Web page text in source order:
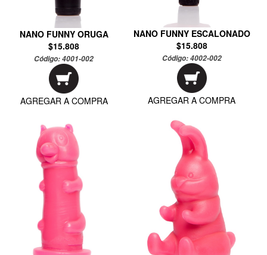
NANO FUNNY ORUGA
$15.808
Código:4001-002
AGREGAR A COMPRA
NANO FUNNY ESCALONADO
$15.808
Código:4002-002
AGREGAR A COMPRA